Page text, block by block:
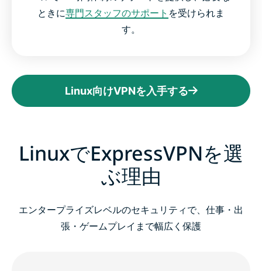
ときに専門スタッフのサポート を受けられま
す。
Linux向けVPNを入手する
LinuxでExpressVPNを選
ぶ理由
エンタープライズレベルのセキュリティで、仕事・出
張・ゲームプレイまで幅広く保護